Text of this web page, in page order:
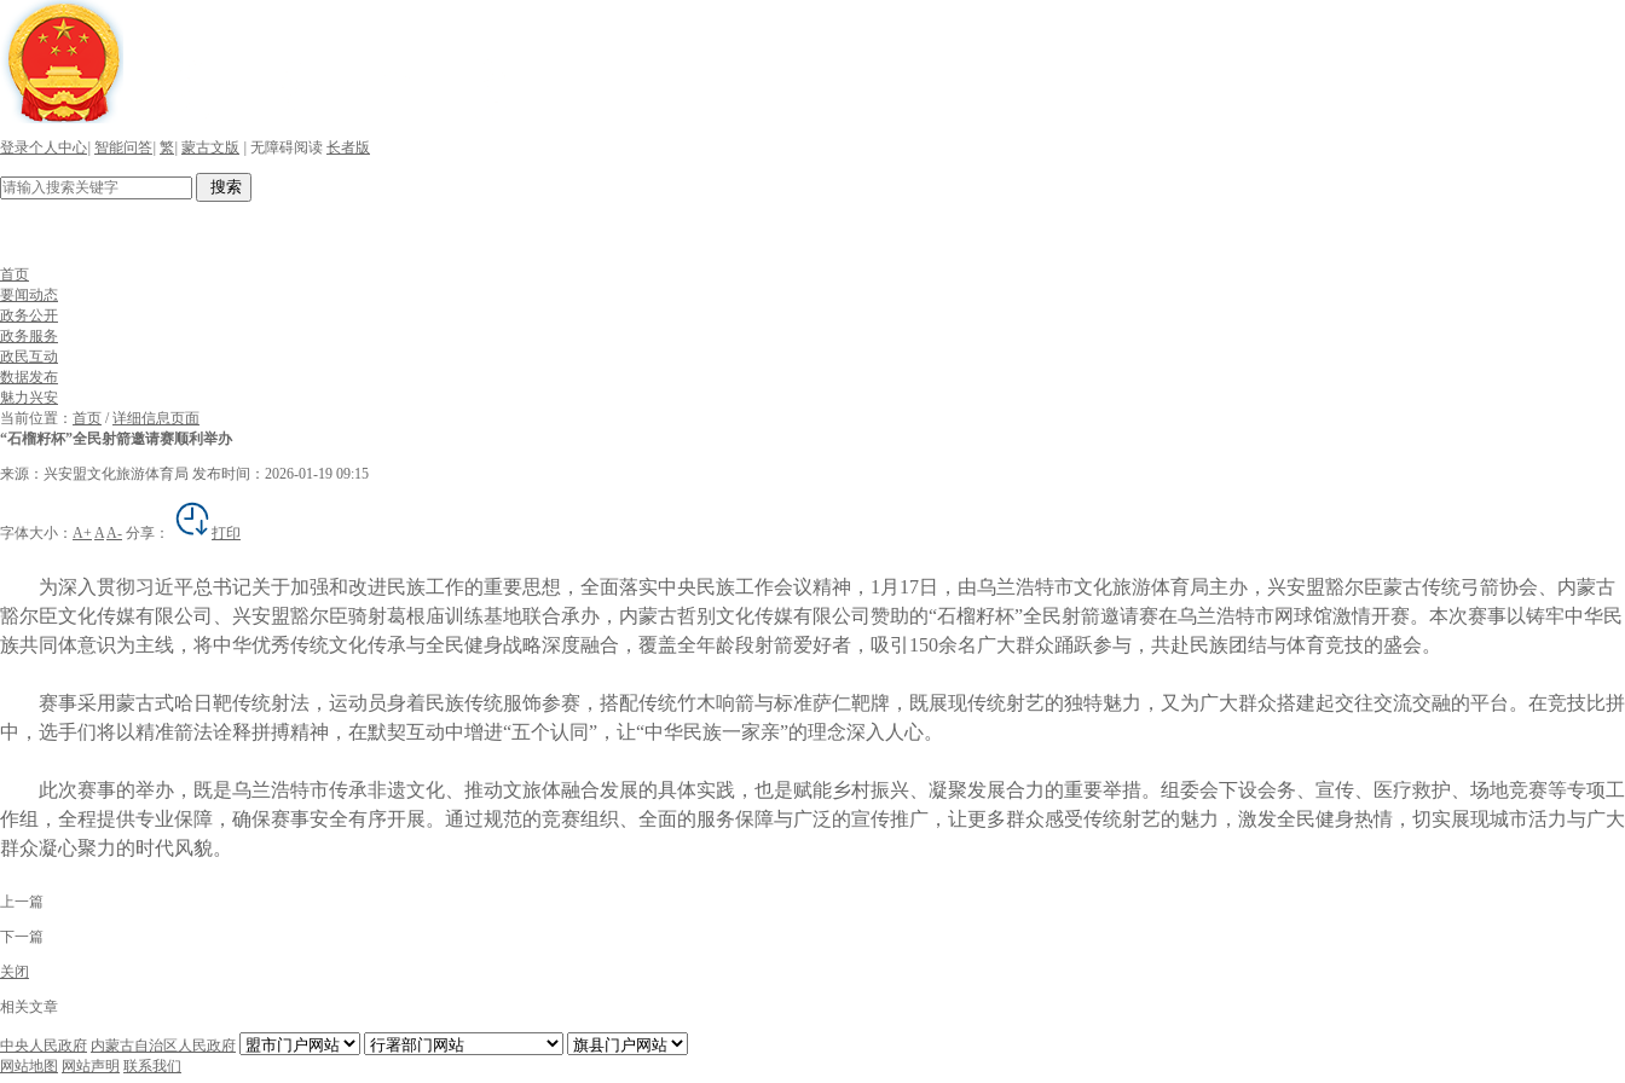
登录个人中心 智能问答 繁 蒙古文版 无障碍阅读 长者版
搜索
首页
要闻动态
政务公开
政务服务
政民互动
数据发布
魅力兴安
当前位置： 首页 /详细信息页面
“石榴籽杯”全民射箭邀请赛顺利举办
来源：兴安盟文化旅游体育局 发布时间：2026-01-19 09:15
字体大小： A+ AA- 分享： 打印
为深入贯彻习近平总书记关于加强和改进民族工作的重要思想，全面落实中央民族工作会议精神，1月17日，由乌兰浩特市文化旅游体育局主办，兴安盟豁尔臣蒙古传统弓箭协会、内蒙古
豁尔臣文化传媒有限公司、兴安盟豁尔臣骑射葛根庙训练基地联合承办，内蒙古哲别文化传媒有限公司赞助的“石榴籽杯”全民射箭邀请赛在乌兰浩特市网球馆激情开赛。本次赛事以铸牢中华民
族共同体意识为主线，将中华优秀传统文化传承与全民健身战略深度融合，覆盖全年龄段射箭爱好者，吸引150余名广大群众踊跃参与，共赴民族团结与体育竞技的盛会。
赛事采用蒙古式哈日靶传统射法，运动员身着民族传统服饰参赛，搭配传统竹木响箭与标准萨仁靶牌，既展现传统射艺的独特魅力，又为广大群众搭建起交往交流交融的平台。在竞技比拼
中，选手们将以精准箭法诠释拼搏精神，在默契互动中增进“五个认同”，让“中华民族一家亲”的理念深入人心。
此次赛事的举办，既是乌兰浩特市传承非遗文化、推动文旅体融合发展的具体实践，也是赋能乡村振兴、凝聚发展合力的重要举措。组委会下设会务、宣传、医疗救护、场地竞赛等专项工
作组，全程提供专业保障，确保赛事安全有序开展。通过规范的竞赛组织、全面的服务保障与广泛的宣传推广，让更多群众感受传统射艺的魅力，激发全民健身热情，切实展现城市活力与广大
群众凝心聚力的时代风貌。
上一篇
下一篇
关闭
相关文章
中央人民政府 内蒙古自治区人民政府
网站地图 网站声明 联系我们